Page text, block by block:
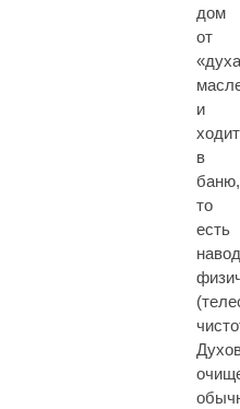
дом
от
«духа
и
в
баню,
то
есть